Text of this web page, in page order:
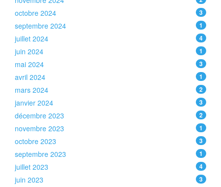
octobre 2024 3
septembre 2024 1
juillet 2024 4
juin 2024 1
mai 2024 3
avril 2024 1
mars 2024 2
janvier 2024 3
décembre 2023 2
novembre 2023 1
octobre 2023 3
septembre 2023 1
juillet 2023 4
juin 2023 3